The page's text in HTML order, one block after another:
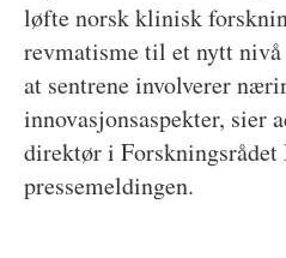
løfte norsk klinisk
revmatisme til et nytt
at sentrene involverer
innovasjonsaspekter, sier
direktør i
pressemeldingen.